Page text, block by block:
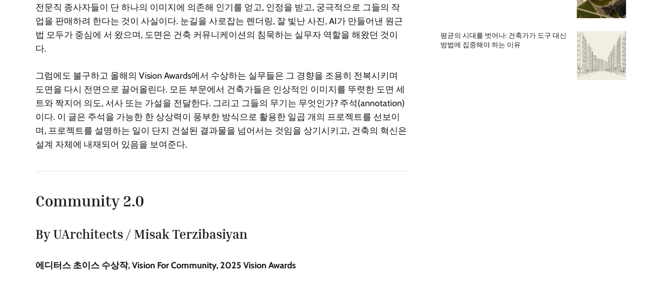
전문직 종사자들이 단 하나의 이미지에 의존해 인기를 얻고, 인정을 받고, 궁극적으로 그들의 작
업을 판매하려 한다는 것이 사실이다. 눈길을 사로잡는 렌더링, 잘 빛난 사진, AI가 만들어낸 원근
법 모두가 중심에 서 왔으며, 도면은 건축 커뮤니케이션의 침묵하는 실무자 역할을 해왔던 것이
다.
그럼에도 불구하고 올해의 Vision Awards에서 수상하는 실무들은 그 경향을 조용히 전복시키며
도면을 다시 전면으로 끌어올린다. 모든 부문에서 건축가들은 인상적인 이미지를 뚜렷한 도면 세
트와 짝지어 의도, 서사 또는 가설을 전달한다. 그리고 그들의 무기는 무엇인가? 주석(annotation)
이다. 이 글은 주석을 가능한 한 상상력이 풍부한 방식으로 활용한 일곱 개의 프로젝트를 선보이
며, 프로젝트를 설명하는 일이 단지 건설된 결과물을 넘어서는 것임을 상기시키고, 건축의 혁신은
설계 자체에 내재되어 있음을 보여준다.
Community 2.0
By UArchitects / Misak Terzibasiyan
에디터스 초이스 수상작, Vision For Community, 2025 Vision Awards
평균의 시대를 벗어나: 건축가가 도구 대신
방법에 집중해야 하는 이유